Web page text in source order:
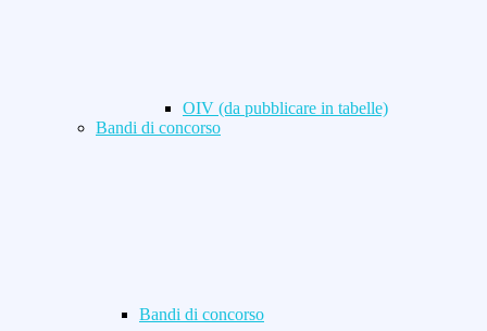
OIV (da pubblicare in tabelle)
Bandi di concorso
Bandi di concorso